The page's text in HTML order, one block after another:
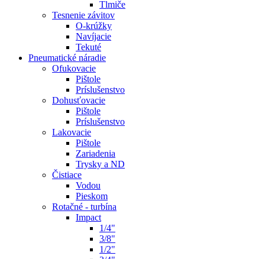
Tlmiče
Tesnenie závitov
O-krúžky
Navíjacie
Tekuté
Pneumatické náradie
Ofukovacie
Pištole
Príslušenstvo
Dohusťovacie
Pištole
Príslušenstvo
Lakovacie
Pištole
Zariadenia
Trysky a ND
Čistiace
Vodou
Pieskom
Rotačné - turbína
Impact
1/4"
3/8"
1/2"